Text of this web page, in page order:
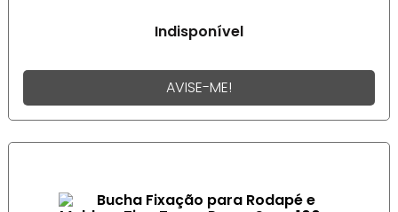
Indisponível
AVISE-ME!